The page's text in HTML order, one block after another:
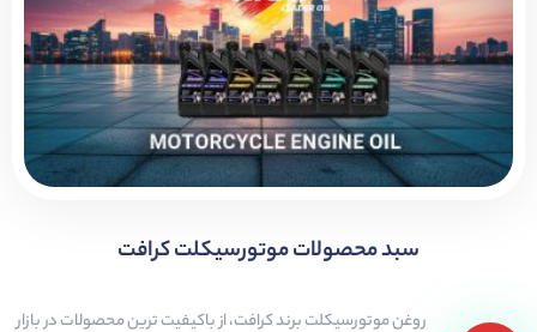
سبد محصولات موتورسیکلت کرافت
روغن موتورسیکلت برند کرافت، از باکیفیت ترین محصولات در بازار